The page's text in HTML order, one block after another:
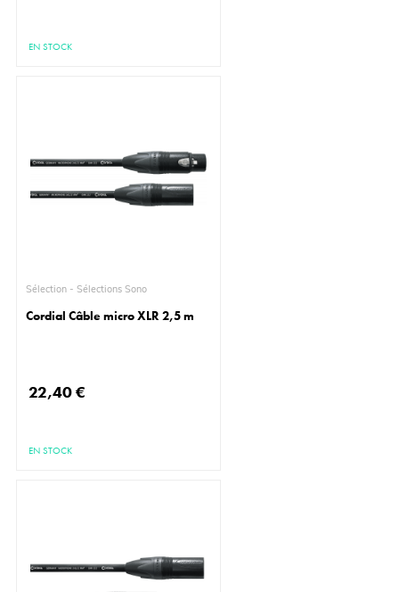
EN STOCK
Sélection - Sélections Sono
Cordial Câble micro XLR 2,5 m
22,40 €
EN STOCK